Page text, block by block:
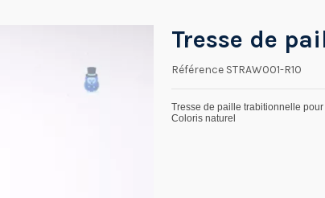
Tresse de
Référence STRAW001-R10
Tresse de paille trabitionnelle
Coloris naturel